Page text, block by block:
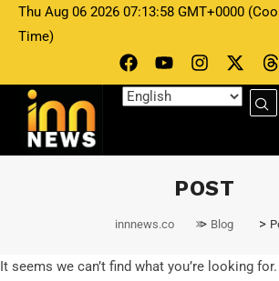
Thu Aug 06 2026 07:13:58 GMT+0000
Time)
POST
innnews.co > Blog >
It seems we can’t find what you’re looking